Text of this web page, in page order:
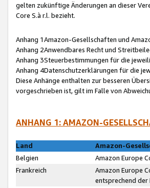
gelten zukünftige Änderungen an dieser
Core S.à r.l. bezieht.
Anhang 1Amazon-Gesellschaften und
Anhang 2Anwendbares Recht und
Anhang 3Steuerbestimmungen für die
Anhang 4Datenschutzerklärungen für die
Diese Anhänge enthalten zur besseren
vorgeschrieben ist, gilt im Falle von
ANHANG 1: AMAZON-
Land
Amazon-
Belgien
Amazon Europe
Frankreich
Amazon Europe
entsprechend